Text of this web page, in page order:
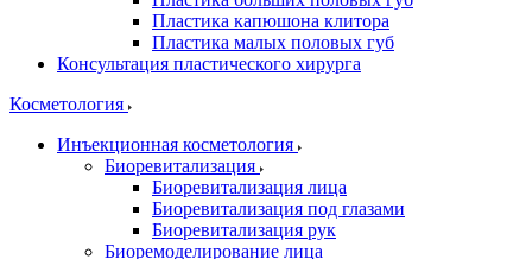
Пластика капюшона клитора
Пластика малых половых губ
Консультация пластического хирурга
Косметология
Инъекционная косметология
Биоревитализация
Биоревитализация лица
Биоревитализация под глазами
Биоревитализация рук
Биоремоделирование лица